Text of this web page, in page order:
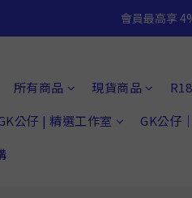
會員最高享
所有商品 現貨商品
公仔 | 精選工作室 GK公仔